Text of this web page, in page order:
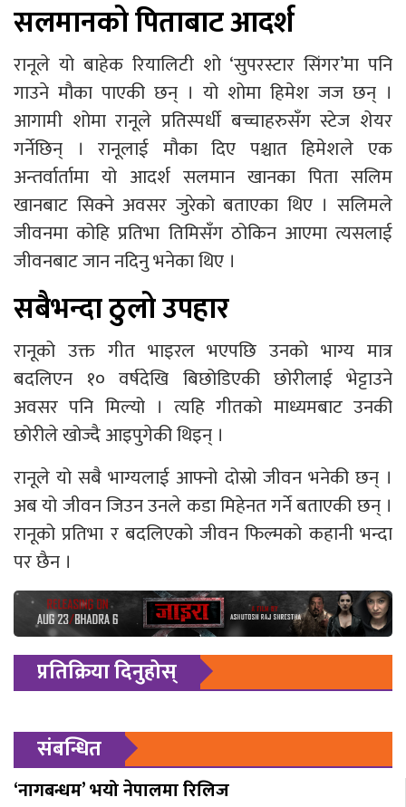
सलमानको पिताबाट आदर्श
रानूले यो बाहेक रियालिटी शो ‘सुपरस्टार सिंगर’मा पनि
गाउने मौका पाएकी छन् । यो शोमा हिमेश जज छन् ।
आगामी शोमा रानूले प्रतिस्पर्धी बच्चाहरुसँग स्टेज शेयर
गर्नेछिन् । रानूलाई मौका दिए पश्चात हिमेशले एक
अन्तर्वार्तामा यो आदर्श सलमान खानका पिता सलिम
खानबाट सिक्ने अवसर जुरेको बताएका थिए । सलिमले
जीवनमा कोहि प्रतिभा तिमिसँग ठोकिन आएमा त्यसलाई
जीवनबाट जान नदिनु भनेका थिए ।
सबैभन्दा ठुलो उपहार
रानूको उक्त गीत भाइरल भएपछि उनको भाग्य मात्र
बदलिएन १० वर्षदेखि बिछोडिएकी छोरीलाई भेट्टाउने
अवसर पनि मिल्यो । त्यहि गीतको माध्यमबाट उनकी
छोरीले खोज्दै आइपुगेकी थिइन् ।
रानूले यो सबै भाग्यलाई आफ्नो दोस्रो जीवन भनेकी छन् ।
अब यो जीवन जिउन उनले कडा मिहेनत गर्ने बताएकी छन् ।
रानूको प्रतिभा र बदलिएको जीवन फिल्मको कहानी भन्दा
पर छैन ।
प्रतिक्रिया दिनुहोस्
संबन्धित
‘नागबन्धम’ भयो नेपालमा रिलिज